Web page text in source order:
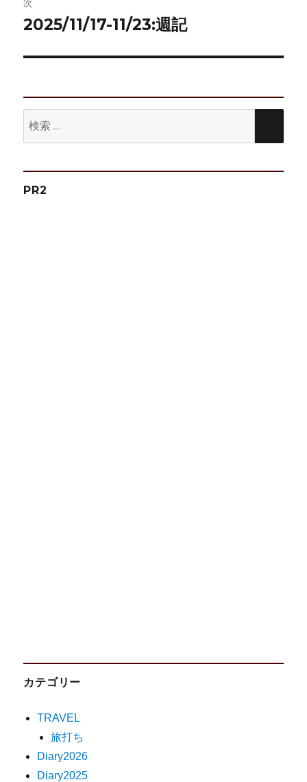
ゲ
ー
ョ
ン
次
次
投
2025/11/17-11/23:週記
索
PR2
カテゴリー
TRAVEL
旅打ち
Diary2026
Diary2025